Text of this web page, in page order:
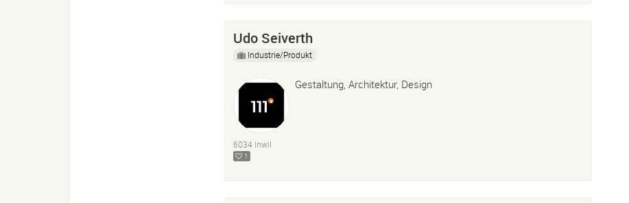
Udo Seiverth
Industrie/Produkt
Gestaltung, Architektur, Design
6034 Inwil
1